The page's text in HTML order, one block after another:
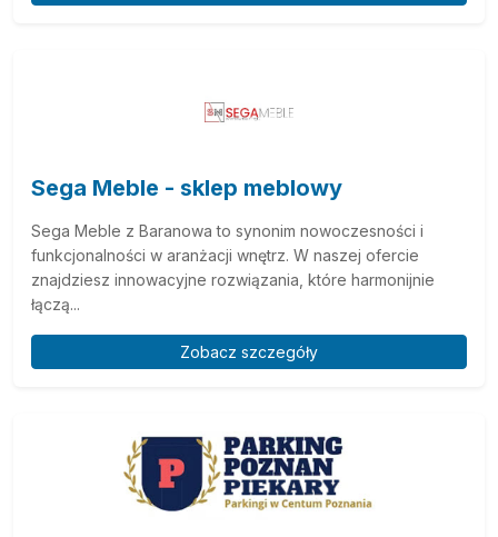
Sega Meble - sklep meblowy
Sega Meble z Baranowa to synonim nowoczesności i
funkcjonalności w aranżacji wnętrz. W naszej ofercie
znajdziesz innowacyjne rozwiązania, które harmonijnie
łączą...
Zobacz szczegóły